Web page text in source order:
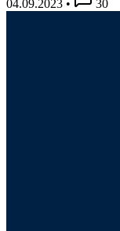
04.09.2023 • 30